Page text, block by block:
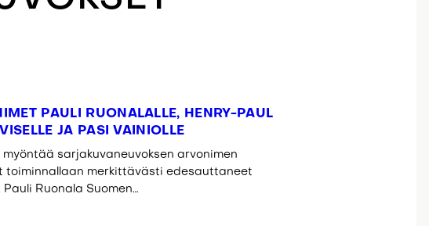
PAULI RUONALALLE, HENRY-PAUL
JA PASI VAINIOLLE
sarjakuvaneuvoksen arvonimen
toiminnallaan merkittävästi edesauttaneet
Ruonala Suomen…